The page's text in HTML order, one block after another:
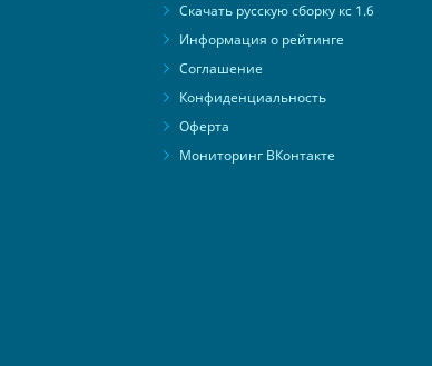
Скачать русскую сборку кс 1.6
Информация о рейтинге
Соглашение
Конфиденциальность
Оферта
Мониторинг ВКонтакте